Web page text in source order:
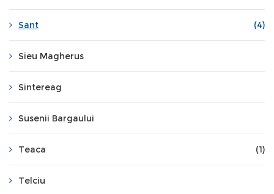
Sant (4)
Sieu Magherus
Sintereag
Susenii Bargaului
Teaca (1)
Telciu